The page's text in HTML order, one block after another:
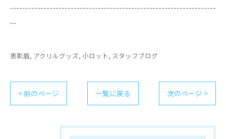
--------------------------------------------------------------------
--
表彰盾 アクリルグッズ 小ロット スタッフブログ
< 前のページ 一覧に戻る 次のページ >